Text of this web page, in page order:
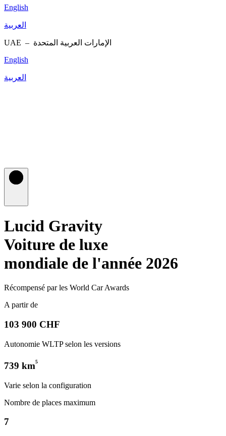
English
العربية
UAE – الإمارات العربية المتحدة
English
العربية
Lucid Gravity
Voiture de luxe
mondiale de l'année 2026
Récompensé par les World Car Awards
A partir de
103 900 CHF
Autonomie WLTP selon les versions
739 km⁵
Varie selon la configuration
Nombre de places maximum
7